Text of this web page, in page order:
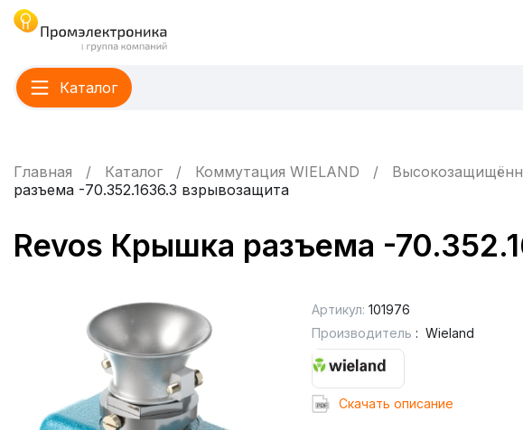
Каталог
Главная Каталог Коммутация WIELAND
разъема -70.352.1636.3 взрывозащита
Revos Крышка разъема -
Артикул: 101976
Производитель : Wieland
Cкачать описание